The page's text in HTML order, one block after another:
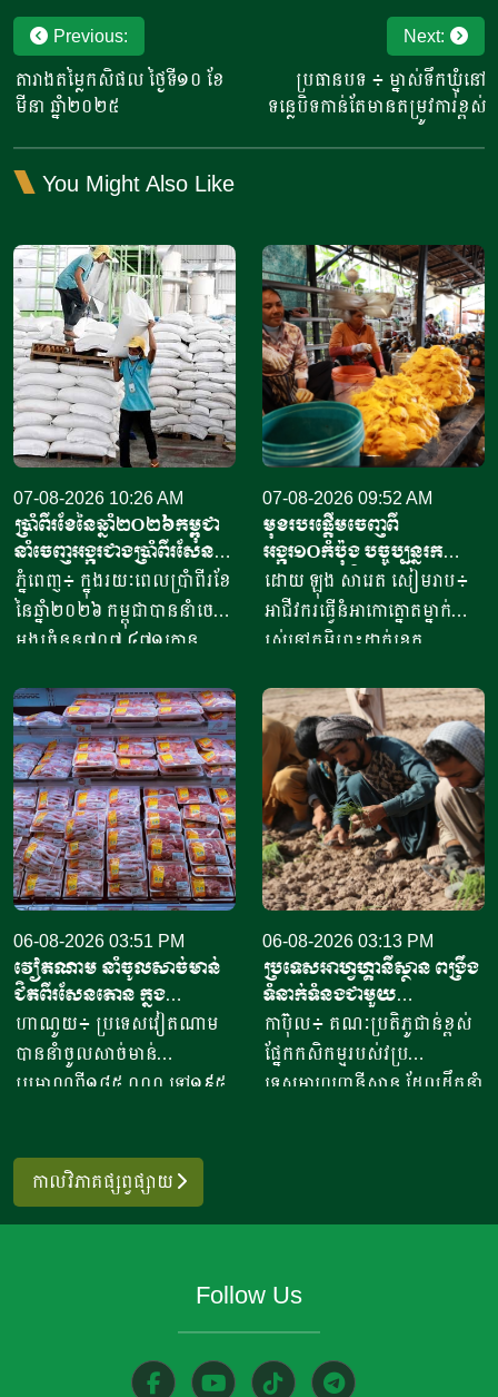
Post
navigation
Previous:
តារាងតម្លៃកសិផល ថ្ងៃទី១០ ខែ
មីនា ឆ្នាំ២០២៥
Next:
ប្រធានបទ​ ៖ ម្នាស់ទឹកឃ្មុំនៅ
ទន្លេបិទកាន់តែមានតម្រូវការខ្ពស់
You Might Also Like
07-08-2026 10:26 AM
ប្រាំពីរខែនៃឆ្នាំ​២០២៦កម្ពុជា
នាំចេញអង្ករជាងប្រាំពីរសែន​
តោន គិតជាទឹកប្រាក់​
ជាង៤១៥លានដុល្លារ
ភ្នំពេញ៖ ក្នុងរយៈពេលប្រាំពីរខែ
នៃឆ្នាំ២០២៦ កម្ពុជាបាននាំចេញ
អង្ករចំនួន៧០៧ ៤៧១តោន​
ចំនួន៦១ក្រុមហ៊ុន ដោយនាំ
ចេញទៅកាន់គោលដៅចំនួន៦៦
ដែលក្នុងនោះទៅកាន់បណ្តា
ប្រទេសនៅក្នុងតំបន់អឺរ៉ុប
ចំនួន៣៣ ​បានបរិមាណអង្ករ
ចំនួន២០៧ ១៥៧តោន គិតជា
ទឹកប្រាក់ចំនួន១៥៦,៤៥​លាន
ដុល្លារ។ ឧកញ៉ា ឡាយ ឈុនហួ
ប្រធានសហព័ន្ធស្រូវអង្ករកម្ពុជា
បានមានប្រសាសន៍ថា ការនាំ
ចេញអង្ករសម្រាប់ឆ្នាំ២០២៦នេះ
នឹងសម្រេចបានជោគជ័យតាម
ផែនការ ហើយ​មិនមានបញ្ហាអ្វី
ចោទនោះទេ ជាពិសេស ស្រប
រដ្ឋាភិបាល ដឹកនាំរបស់ស
ម្តេចតេជោ ហ៊ុន សែន ជាអតីត
ម៉ាណែត នាយកដ្ឋមន្រ្តី។​​ ឧកញ៉ា
បញ្ជាក់ថា ជាលទ្ធផលត្រឹមប្រាំ
ពីរខែនេះ កម្ពុជានាំចេញបាន
ជាង៧០៧ ៤៧១តោន​ ធៀបនឹង
07-08-2026 09:52 AM
មុខរបរផ្តើមចេញពី
អង្ករ១០កំប៉ុង​ បច្ចុប្បន្ន​រក
ចំណូលបាន​ជិត១០លានរៀល
ក្នុងមួយថ្ងៃ
ដោយ ឡុង សារេត​ សៀមរាប៖ ​
អាជីវករ​​ធ្វើនំអាកោត្នោត​ម្នាក់
រស់នៅភូមិព្រះដាក់ខេត្ត
ចាប់ផ្តើម​ដំបូង​ចេញពីអង្ករ​
១០កំប៉ុង ឬមានទម្ងន់​ប្រហែល​បី
គីឡូក្រាម រហូតមកដល់ឆ្នាំ​
២០២៦នេះ អាច​លក់នំបាន​ពី៤
០០០ ទៅ​៨០០០នំ​ គិតជាប្រាក់
ចំណូលសរុបបានពីបីលានដល់​
ប្រាំបីលានរៀល​ក្នុងមួយថ្ងៃ​។ អ្នក
ស្រី ថ្លុង ថាន ម្ចាស់ហាង​យីហោ
“អាកោត្នោតព្រះដាក់” នៅឃុំព្រះ
ដាក់​ ស្រុក​បន្ទាយស្រី ខេត្ត
សៀមរាប​ បានឱ្យដឹង​ថា មុខរបរ
ធ្វើនំអាកោត្នោត​លក់ជូនប្រជា
ពលរដ្ឋនិងភ្ញៀវទេសចរណ៍
អន្តរជាតិ​ ក្នុងពេលសព្វថ្ងៃនេះ
ហើយ​នំអាកោត្នោតជាចំណីមួយ
ប្រភេទ​ ដែលប្រជាពលរដ្ឋរស់នៅ
ក្នុងតំបន់​និយម​ពិសា។​ អ្នកស្រី
លើកឡើង​ថា នៅក្នុងសម័យកូវីដ​
06-08-2026 03:51 PM
វៀតណាម នាំចូលសាច់មាន់
ជិតពីរសែនតោន ក្នុង
ឆមាសទី១ ដោយភាគច្រើននាំ
ចូលពីអាម៉េរិក
ហាណូយ៖ ប្រទេសវៀតណាម
បាននាំចូលសាច់មាន់
ប្រមាណពី១៨៥ ០០០ ទៅ១៩៥
នាំចូលពីសហរដ្ឋអាម៉េរិក មាន
រហូតដល់ជិត៦២ភាគរយនៃ
ប្រមាណពី១៩០ ទៅ២០៥លាន
ឡើងពី២៦ ទៅ៣៧,៦ភាគរយ
06-08-2026 03:13 PM
ប្រទេសអាហ្វហ្គានីស្ថាន ពង្រឹង
ទំនាក់ទំនងជាមួយ
ប្រទេសម៉ុលដូវ៉ា ដើម្បីជំរុញ
កិច្ចសហប្រតិបត្តិការផ្នែក
វិទ្យាសាស្ត្រ និងកសិកម្ម
កាប៊ុល៖ គណៈប្រតិភូជាន់ខ្ពស់
ផ្នែកកសិកម្មរបស់វប្រ
ទេសអាហ្វហ្គានីស្ថាន ដែលដឹកនាំ
ប្រតិបត្តិការរវាងប្រទេសទាំងពីរ
គ្រប់គ្រងសត្វល្អិតចង្រៃ។
កាលវិភាគផ្សព្វផ្សាយ
Follow Us